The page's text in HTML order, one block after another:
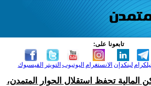
تابعونا على:
الفيسبوك التويتر اليوتيوب الانستغرام لينكدإن
المالية تحفظ استقلال الحوار المتمدن،